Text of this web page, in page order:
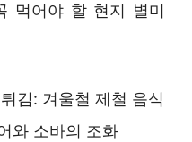
먹어야 할 현지 별미
김: 겨울철 제철 음식
와 소바의 조화